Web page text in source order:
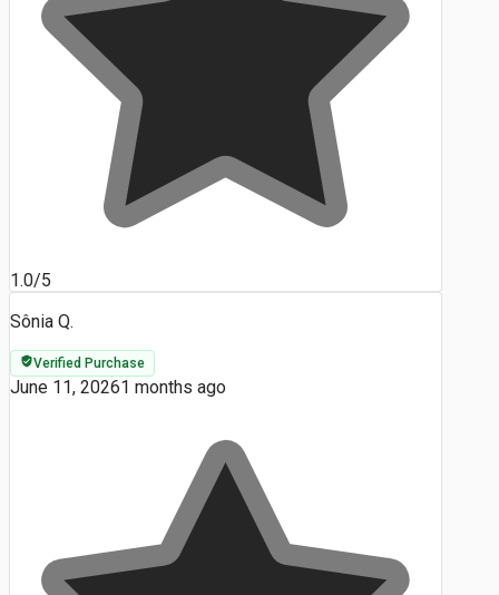
1.0/5
Sônia Q.
Verified Purchase
June 11, 20261 months ago